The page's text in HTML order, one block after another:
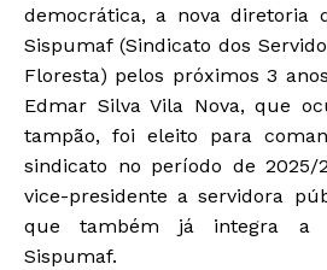
democrática, a nova diretoria
Sispumaf (Sindicato dos
Floresta) pelos próximos 3
Edmar Silva Vila Nova, que
tampão, foi eleito para
sindicato no período de 2025/
vice-presidente a servidora
que também já integra a
Sispumaf.